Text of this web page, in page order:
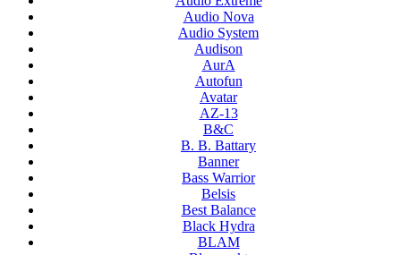
Audio Nova
Audio System
Audison
AurA
Autofun
Avatar
AZ-13
B&C
B. B. Battary
Banner
Bass Warrior
Belsis
Best Balance
Black Hydra
BLAM